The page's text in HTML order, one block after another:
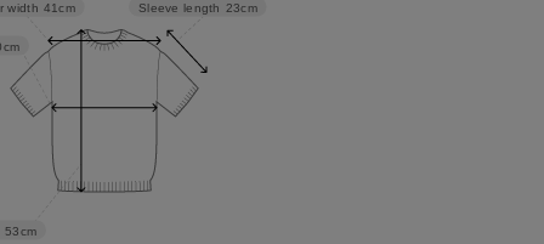
Sleeve length 23cm
53cm
width 41cm